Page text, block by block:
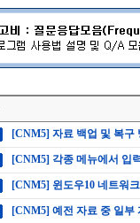
[CNM5] 자료 백업 및 복
[CNM5] 각종 메뉴에서 입
[CNM5] 윈도우10 네트워
[CNM5] 예전 자료 중 일부